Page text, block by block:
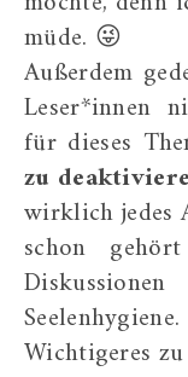
müde. 😜
Außerdem
Leser*innen
für dieses
zu
wirklich jedes
schon
Wichtigeres